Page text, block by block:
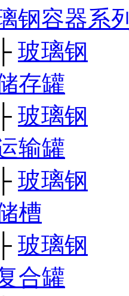
钢容器系列
├ 玻璃钢
存罐
├ 玻璃钢
输罐
├ 玻璃钢
槽
├ 玻璃钢
合罐